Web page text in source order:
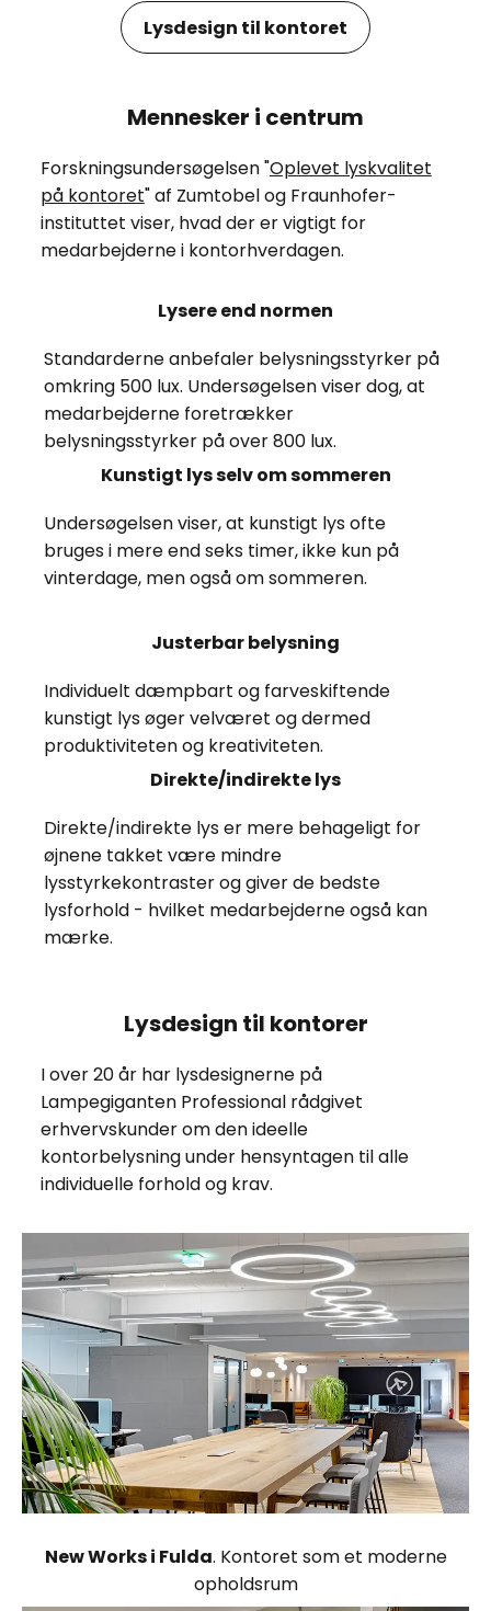
Lysdesign til kontoret
Mennesker i centrum
Forskningsundersøgelsen "Oplevet lyskvalitet
på kontoret" af Zumtobel og Fraunhofer-
instituttet viser, hvad der er vigtigt for
medarbejderne i kontorhverdagen.
Lysere end normen
Standarderne anbefaler belysningsstyrker på
omkring 500 lux. Undersøgelsen viser dog, at
medarbejderne foretrækker
belysningsstyrker på over 800 lux.
Kunstigt lys selv om sommeren
Undersøgelsen viser, at kunstigt lys ofte
bruges i mere end seks timer, ikke kun på
vinterdage, men også om sommeren.
Justerbar belysning
Individuelt dæmpbart og farveskiftende
kunstigt lys øger velværet og dermed
produktiviteten og kreativiteten.
Direkte/indirekte lys
Direkte/indirekte lys er mere behageligt for
øjnene takket være mindre
lysstyrkekontraster og giver de bedste
lysforhold - hvilket medarbejderne også kan
mærke.
Lysdesign til kontorer
I over 20 år har lysdesignerne på
Lampegiganten Professional rådgivet
erhvervskunder om den ideelle
kontorbelysning under hensyntagen til alle
individuelle forhold og krav.
New Works i Fulda. Kontoret som et moderne
opholdsrum